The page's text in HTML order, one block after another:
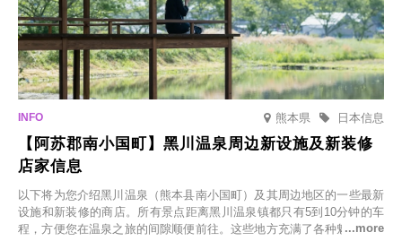
熊本県 日本信息
【阿苏郡南小国町】黑川温泉周边新设施及新装修
店家信息
以下将为您介绍黑川温泉（熊本县南小国町）及其周边地区的一些最新
设施和新装修的商店。所有景点距离黑川温泉镇都只有5到10分钟的车
程，方便您在温泉之旅的间隙顺便前往。这些地方充满了各种魅力，包